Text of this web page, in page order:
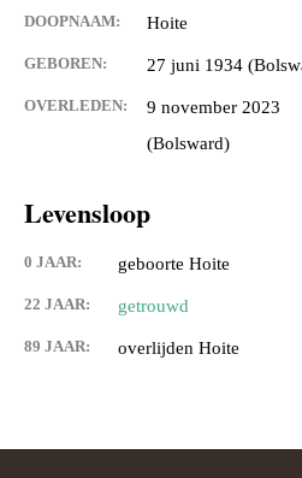
DOOPNAAM: Hoite
GEBOREN: 27 juni 1934
OVERLEDEN:
9 november 2023
(Bolsward)
Levensloop
0 JAAR: geboorte Hoite
22 JAAR: getrouwd
89 JAAR: overlijden Hoite